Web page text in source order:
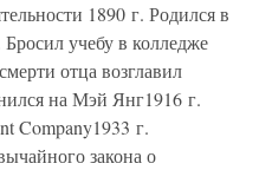
1890 г. Родился в
учебу в колледже
отца возглавил
на Мэй Янг1916 г.
Company1933 г.
закона о